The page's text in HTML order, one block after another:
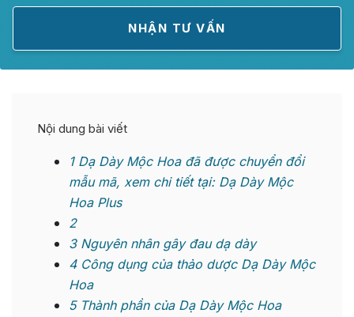
Nội dung bài viết
1Dạ Dày Mộc Hoa đã được chuyển đổi
mẫu mã, xem chi tiết tại: Dạ Dày Mộc
Hoa Plus
2
3Nguyên nhân gây đau dạ dày
4Công dụng của thảo dược Dạ Dày Mộc
Hoa
5Thành phần của Dạ Dày Mộc Hoa